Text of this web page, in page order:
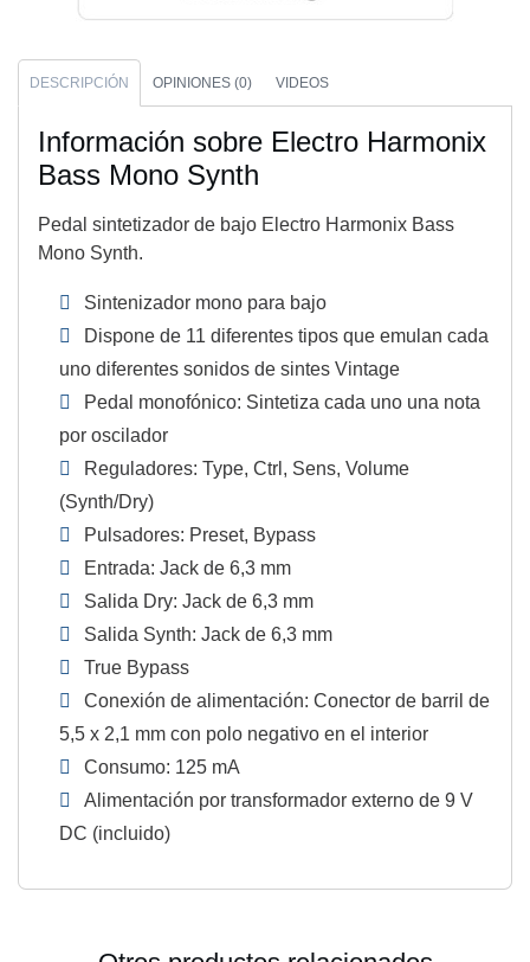
DESCRIPCIÓN OPINIONES (0) VIDEOS
Información sobre Electro Harmonix
Bass Mono Synth
Pedal sintetizador de bajo Electro Harmonix Bass
Mono Synth.
Sintenizador mono para bajo
Dispone de 11 diferentes tipos que emulan cada
uno diferentes sonidos de sintes Vintage
Pedal monofónico: Sintetiza cada uno una nota
por oscilador
Reguladores: Type, Ctrl, Sens, Volume
(Synth/Dry)
Pulsadores: Preset, Bypass
Entrada: Jack de 6,3 mm
Salida Dry: Jack de 6,3 mm
Salida Synth: Jack de 6,3 mm
True Bypass
Conexión de alimentación: Conector de barril de
5,5 x 2,1 mm con polo negativo en el interior
Consumo: 125 mA
Alimentación por transformador externo de 9 V
DC (incluido)